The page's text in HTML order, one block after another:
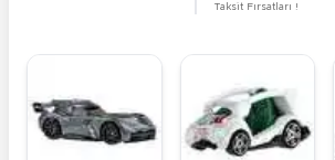
Taksit Fırsatları !